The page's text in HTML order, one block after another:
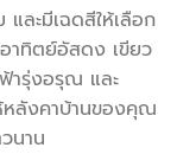
ละมีเฉดสีให้เลือก
าทิตย์อัสดง เขียว
ารุ่งอรุณ และ
หลังคาบ้านของคุณ
นาน